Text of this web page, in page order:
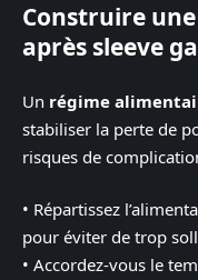
Construire
après sleeve
Un régime
stabiliser la perte de
risques de
• Répartissez
pour éviter de trop
• Accordez-vous le